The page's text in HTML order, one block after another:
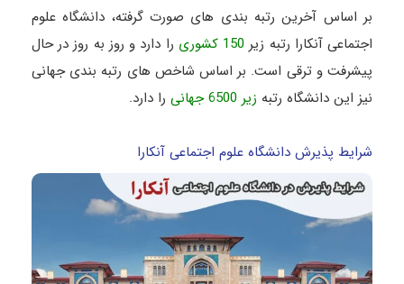
بر اساس آخرین رتبه بندی های صورت گرفته، دانشگاه علوم
اجتماعی آنکارا رتبه زیر 150 کشوری
را دارد و روز به روز در حال
پیشرفت و ترقی است. بر اساس شاخص های رتبه بندی جهانی
نیز این دانشگاه رتبه زیر 6500 جهانی را دارد.
شرایط پذیرش دانشگاه علوم اجتماعی آنکارا